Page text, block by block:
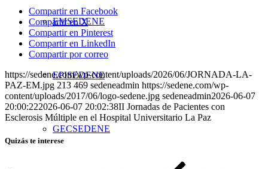
EMSEDENE
EPISEDENE
GECSEDENE
Compartir en Facebook
Compartir en X
Compartir en Pinterest
Compartir en LinkedIn
Compartir por correo
https://sedene.com/wp-content/uploads/2026/06/JORNADA-LA-
PAZ-EM.jpg 213 469 sedeneadmin https://sedene.com/wp-
content/uploads/2017/06/logo-sedene.jpg sedeneadmin2026-06-07
20:00:222026-06-07 20:02:38II Jornadas de Pacientes con
Esclerosis Múltiple en el Hospital Universitario La Paz
Quizás te interese